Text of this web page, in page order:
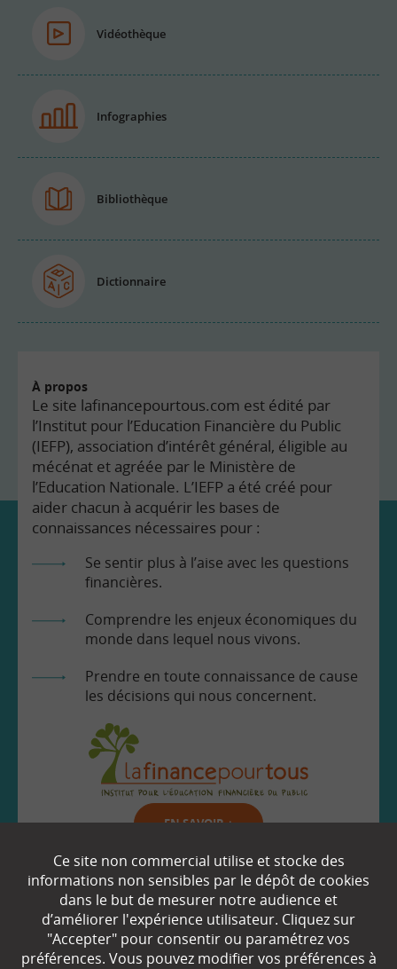
Vidéothèque
Infographies
Bibliothèque
Dictionnaire
À propos
Le site lafinancepourtous.com est édité par
l’Institut pour l’Education Financière du Public
(IEFP), association d’intérêt général, éligible au
mécénat et agréée par le Ministère de
l’Education Nationale. L’IEFP a été créé pour
aider chacun à acquérir les bases de
connaissances nécessaires pour :
Se sentir plus à l’aise avec les questions
financières.
Comprendre les enjeux économiques du
monde dans lequel nous vivons.
Prendre en toute connaissance de cause
les décisions qui nous concernent.
EN SAVOIR+
Qui sommes-nous ?
Partenaires
Espace Presse
Ce site non commercial utilise et stocke des
informations non sensibles par le dépôt de cookies
dans le but de mesurer notre audience et
d’améliorer l'expérience utilisateur. Cliquez sur
"Accepter" pour consentir ou paramétrez vos
préférences. Vous pouvez modifier vos préférences à